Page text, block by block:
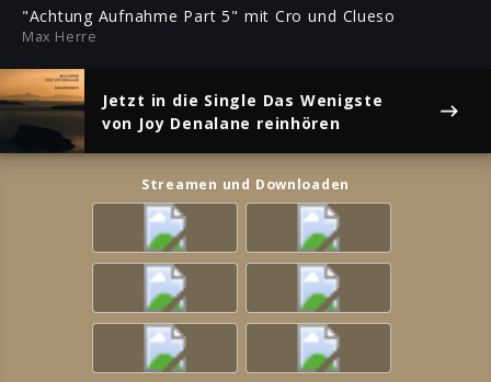
"Achtung Aufnahme Part 5" mit Cro und Clueso
Max Herre
Jetzt in die Single Das Wenigste
von Joy Denalane reinhören
Streamen und Downloaden